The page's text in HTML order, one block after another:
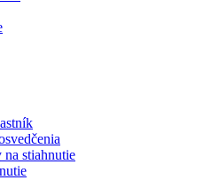
stiahnutie